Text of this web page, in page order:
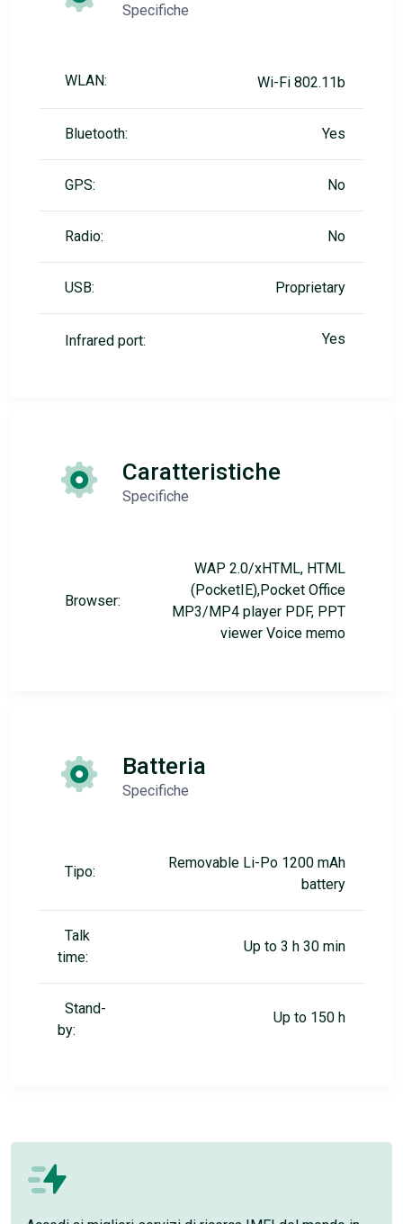
Specifiche
WLAN: Wi-Fi 802.11b
Bluetooth: Yes
GPS: No
Radio: No
USB: Proprietary
Infrared port: Yes
Caratteristiche
Specifiche
Browser:
WAP 2.0/xHTML, HTML
(PocketIE),Pocket Office
MP3/MP4 player PDF, PPT
viewer Voice memo
Batteria
Specifiche
Tipo:
Removable Li-Po 1200 mAh
battery
Talk
time:
Up to 3 h 30 min
Stand-
by:
Up to 150 h